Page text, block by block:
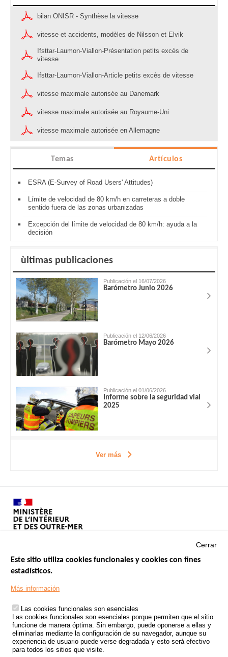
bilan ONISR - Synthèse la vitesse
vitesse et accidents, modèles de Nilsson et Elvik
Ifsttar-Laumon-Viallon-Présentation petits excès de
vitesse
Ifsttar-Laumon-Viallon-Article petits excès de vitesse
vitesse maximale autorisée au Danemark
vitesse maximale autorisée au Royaume-Uni
vitesse maximale autorisée en Allemagne
Temas Artículos
ESRA (E-Survey of Road Users' Attitudes)
Límite de velocidad de 80 km/h en carreteras a doble
sentido fuera de las zonas urbanizadas
Excepción del límite de velocidad de 80 km/h: ayuda a la
decisión
ùltimas publicaciones
Publicación el 16/07/2026
Barómetro Junio 2026
Publicación el 12/06/2026
Barómetro Mayo 2026
Publicación el 01/06/2026
Informe sobre la seguridad vial
2025
Ver más
Footer
TRATAMIENTO DE DATOS PERSONALES PROCEDENTES DE
ACCIDENTES DE TRÁFICO
ESTUDIOS
CONVOCATORIA DE PROYECTOS DE ESTUDIOS
Cerrar
Este sitio utiliza cookies funcionales y cookies con fines
estadísticos.
Más información
Las cookies funcionales son esenciales
Las cookies funcionales son esenciales porque permiten que el sitio
funcione de manera óptima. Sin embargo, puede oponerse a ellas y
eliminarlas mediante la configuración de su navegador, aunque su
experiencia de usuario puede verse degradada y esto será efectivo
para todos los sitios que visite.